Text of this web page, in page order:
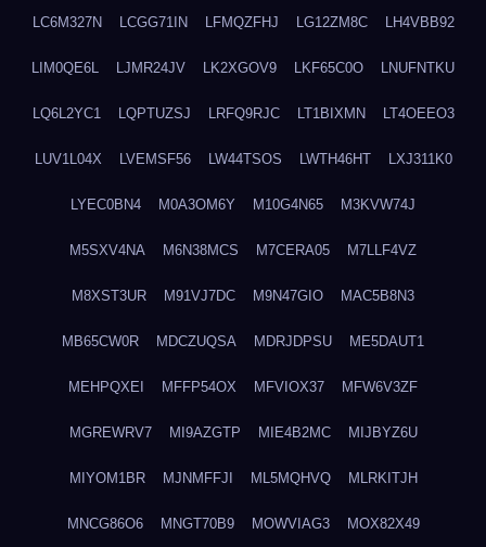
LC6M327N LCGG71IN LFMQZFHJ LG12ZM8C LH4VBB92
LIM0QE6L LJMR24JV LK2XGOV9 LKF65C0O LNUFNTKU
LQ6L2YC1 LQPTUZSJ LRFQ9RJC LT1BIXMN LT4OEEO3
LUV1L04X LVEMSF56 LW44TSOS LWTH46HT LXJ311K0
LYEC0BN4 M0A3OM6Y M10G4N65 M3KVW74J
M5SXV4NA M6N38MCS M7CERA05 M7LLF4VZ
M8XST3UR M91VJ7DC M9N47GIO MAC5B8N3
MB65CW0R MDCZUQSA MDRJDPSU ME5DAUT1
MEHPQXEI MFFP54OX MFVIOX37 MFW6V3ZF
MGREWRV7 MI9AZGTP MIE4B2MC MIJBYZ6U
MIYOM1BR MJNMFFJI ML5MQHVQ MLRKITJH
MNCG86O6 MNGT70B9 MOWVIAG3 MOX82X49